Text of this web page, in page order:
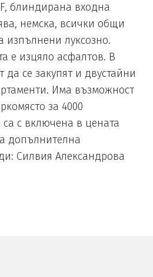
блиндирана входна
немска, всички общи
изпълнени луксозно.
е изцяло асфалтов. В
да се закупят и двустайни
Има възможност
за 4000
са с включена в цената
допълнителна
Силвия Александрова